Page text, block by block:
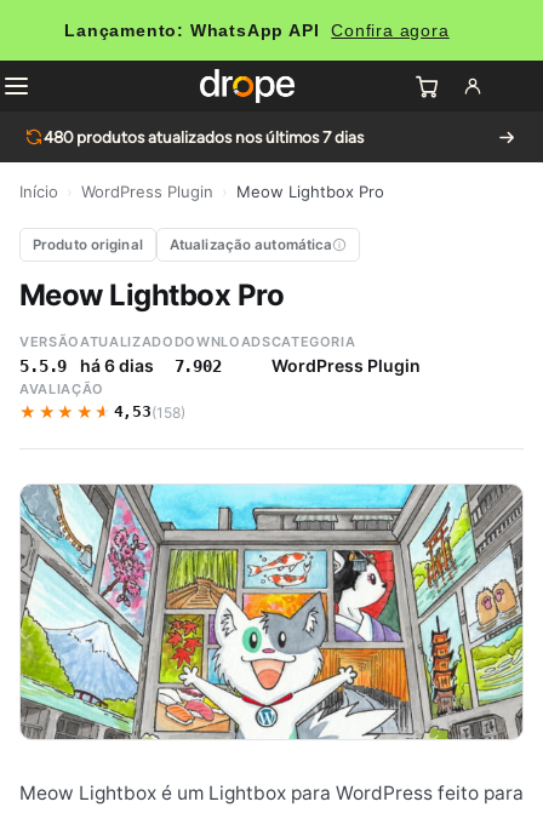
Lançamento: WhatsApp API Confira agora
480produtos atualizados nos últimos 7 dias
Início WordPress Plugin Meow Lightbox Pro
Produto original Atualização automática
Meow Lightbox Pro
VERSÃO
5.5.9
ATUALIZADO
há 6 dias
DOWNLOADS
7.902
CATEGORIA
WordPress Plugin
AVALIAÇÃO
★★★★★
★★★★★ 4,53(158)
Meow Lightbox é um Lightbox para WordPress feito para